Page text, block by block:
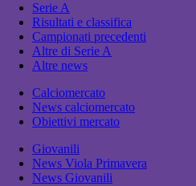
Serie A
Risultati e classifica
Campionati precedenti
Altre di Serie A
Altre news
Calciomercato
News calciomercato
Obiettivi mercato
Giovanili
News Viola Primavera
News Giovanili